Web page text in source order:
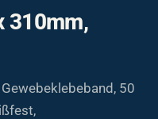
310mm,
50